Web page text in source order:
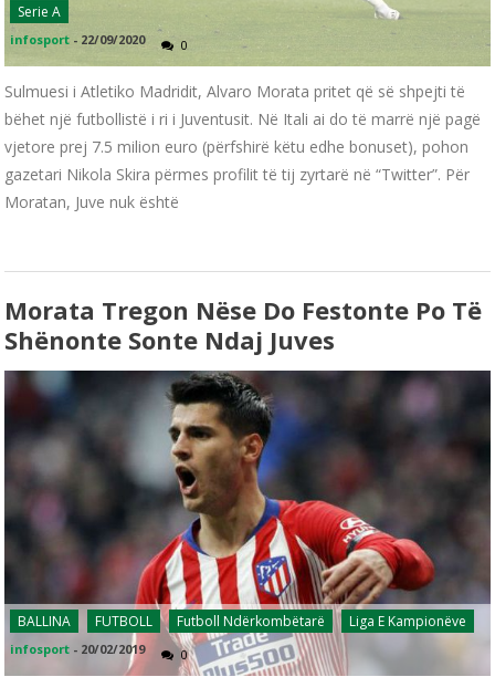
Serie A
infosport - 22/09/2020 0
Sulmuesi i Atletiko Madridit, Alvaro Morata pritet që së shpejti të
bëhet një futbollistë i ri i Juventusit. Në Itali ai do të marrë një pagë
vjetore prej 7.5 milion euro (përfshirë këtu edhe bonuset), pohon
gazetari Nikola Skira përmes profilit të tij zyrtarë në “Twitter”. Për
Moratan, Juve nuk është
Morata Tregon Nëse Do Festonte Po Të
Shënonte Sonte Ndaj Juves
BALLINA FUTBOLL Futboll Ndërkombëtarë Liga E Kampionëve
infosport - 20/02/2019 0